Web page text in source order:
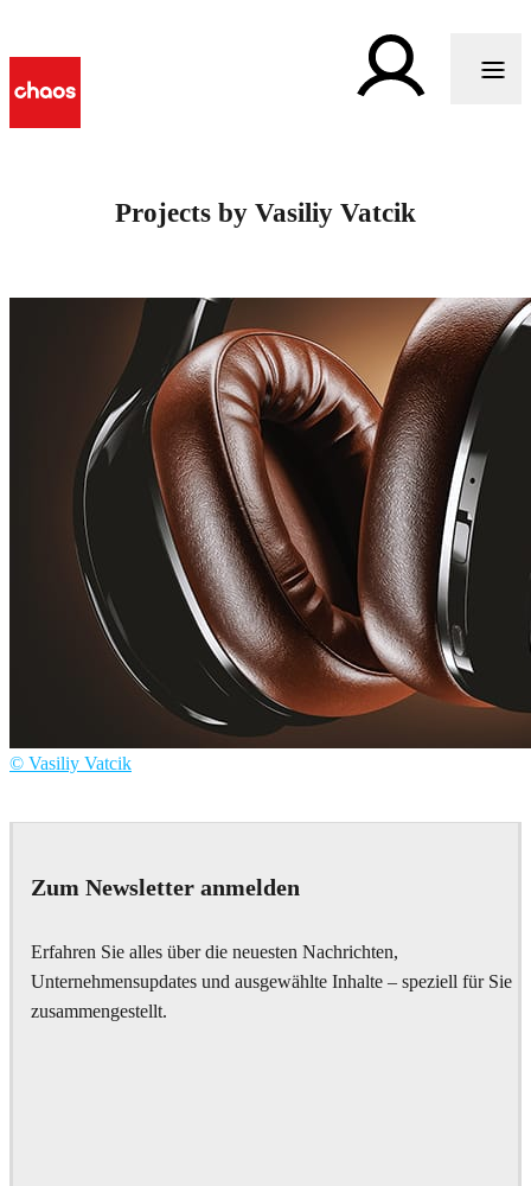
Projects by Vasiliy Vatcik
© Vasiliy Vatcik
Zum Newsletter anmelden
Erfahren Sie alles über die neuesten Nachrichten,
Unternehmensupdates und ausgewählte Inhalte – speziell für Sie
zusammengestellt.